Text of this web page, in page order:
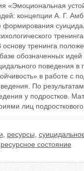
«Эмоциональная
концепции А. Г.
формирования
тренинга
обозначенных
поведения
в работе с
По
у подростков.
лиц подросткового
ресурсы
ресурсное состояние